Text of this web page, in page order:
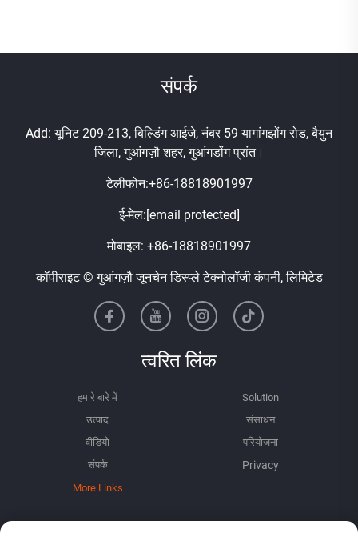
संपर्क
Add: यूनिट 209-213, बिल्डिंग आईजे, नंबर 59 यागांगझोंग रोड, बैयुन
जिला, गुआंगज़ौ शहर, गुआंगडोंग प्रांत।
टेलीफोन:+86-18818901997
ई-मेल:[email protected]
मोबाइल: +86-18818901997
कॉपीराइट © गुआंगज़ौ जूनचेन डिस्प्ले टेक्नोलॉजी कंपनी, लिमिटेड
त्वरित लिंक
हमारे बारे में
Solution
उत्पाद
संसाधन
वीडियो
परियोजना
संपर्क
More Links